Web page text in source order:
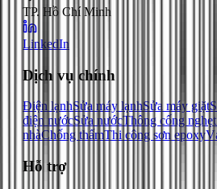
TP. Hồ Chí Minh
LinkedIn
Dịch vụ chính
Điện lạnhSửa máy lạnhSửa máy giặt
điện nướcSửa nướcThông cống nghẹt
nhàChống thấmThi công sơn epoxy
Hỗ trợ